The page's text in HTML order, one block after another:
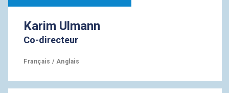
Karim Ulmann
Co-directeur
Français / Anglais